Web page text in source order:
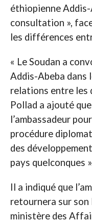
éthiopienne Addis-
consultation »,
les différences
« Le Soudan a
Addis-Abeba dans
relations entre les
Pollad a ajouté
l’ambassadeur
procédure
des
pays quelconques
Il a indiqué que
retournera sur
ministère des